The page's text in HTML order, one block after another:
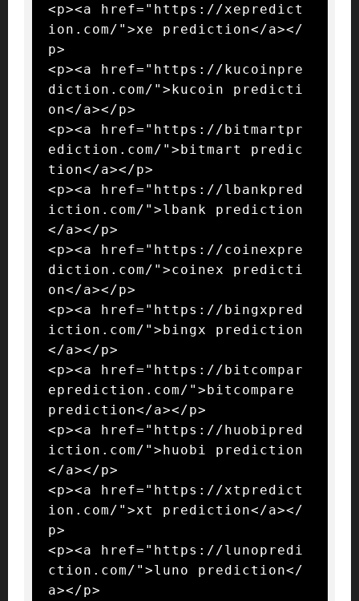
<p><a href="https://xepredict
ion.com/">xe prediction</a></
p>
<p><a href="https://kucoinpre
diction.com/">kucoin predicti
on</a></p>
<p><a href="https://bitmartpr
ediction.com/">bitmart predic
tion</a></p>
<p><a href="https://lbankpred
iction.com/">lbank prediction
</a></p>
<p><a href="https://coinexpre
diction.com/">coinex predicti
on</a></p>
<p><a href="https://bingxpred
iction.com/">bingx prediction
</a></p>
<p><a href="https://bitcompar
eprediction.com/">bitcompare
prediction</a></p>
<p><a href="https://huobipred
iction.com/">huobi prediction
</a></p>
<p><a href="https://xtpredict
ion.com/">xt prediction</a></
p>
<p><a href="https://lunopredi
ction.com/">luno prediction</
a></p>